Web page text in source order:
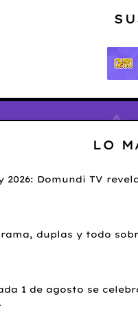
LO
2026: Domundi TV
duplas y todo
1 de agosto se